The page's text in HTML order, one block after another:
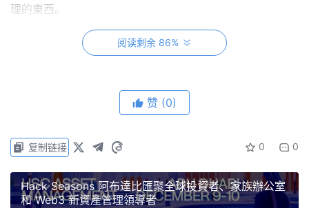
理的東西。
— AI驅動的多鏈混沌清理
上。
Koinly 的優勢在於其機器學習引擎，該引擎可以對中心化交
易所中的數千種交易類型進行分類。 DeFi 該工具支援多種
阅读剩余 86%
赞 (0)
0 0
复制链接
Hack Seasons 阿布達比匯聚全球投資者、家族辦公室
和 Web3 新資產管理領導者